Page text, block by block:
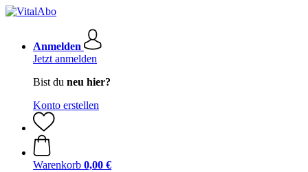
Anmelden
Jetzt anmelden
Bist du neu hier?
Konto erstellen
Warenkorb 0,00 €